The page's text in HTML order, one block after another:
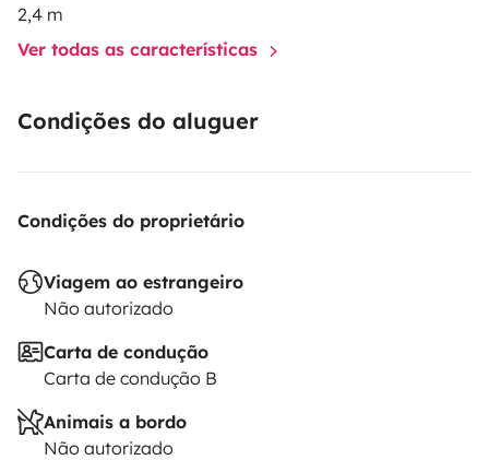
2,4 m
Ver todas as características
Condições do aluguer
Condições do proprietário
Viagem ao estrangeiro
Não autorizado
Carta de condução
Carta de condução B
Animais a bordo
Não autorizado